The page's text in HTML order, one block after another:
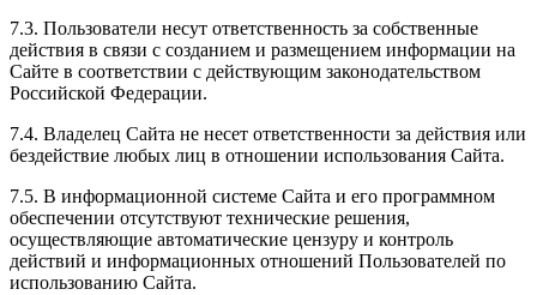
7.3. Пользователи несут ответственность за собственные
действия в связи с созданием и размещением информации на
Сайте в соответствии с действующим законодательством
Российской Федерации.
7.4. Владелец Сайта не несет ответственности за действия или
бездействие любых лиц в отношении использования Сайта.
7.5. В информационной системе Сайта и его программном
обеспечении отсутствуют технические решения,
осуществляющие автоматические цензуру и контроль
действий и информационных отношений Пользователей по
использованию Сайта.